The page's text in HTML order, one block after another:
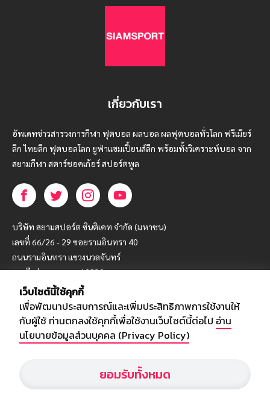
เกี่ยวกับเรา
อัพเดทข่าวสารวงการกีฬา ฟุตบอล ผลบอล ผลฟุตบอลทั่วโลก ฟรีเมียร์
ลีก ไทยลีก ฟุตบอลโลก ยูฟ่าแซมเปี้ยนส์ลีก พร้อมทั้งวิเคราะห์บอล จาก
สยามกีฬา สตาร์ชอคเก้อร์ สปอร์ตพูล
บริษัท สยามสปอร์ต ซินติเคท จำกัด (มหาชน)
เลขที่ 66/26 - 29 ซอยรามอินทรา 40
ถนนรามอินทรา แขวงนวลจันทร์
เขตบึงกุ่ม กรุงเทพฯ 10230
โทร : 02-5088-000
webmaster@siamsport.co.th
เว็บไซต์ : www.siamsport.co.th
เว็บไซต์นี้ใช้คุกกี้
เพื่อพัฒนาประสบการณ์และเพิ่มประสิทธิภาพการใช้งานให้
กับผู้ใช้ ท่านตกลงใช้คุกกี้เพื่อใช้งานเว็บไซต์นี้ต่อไป อ่าน
นโยบายข้อมูลส่วนบุคคล (Privacy Policy)
ยอมรับทั้งหมด